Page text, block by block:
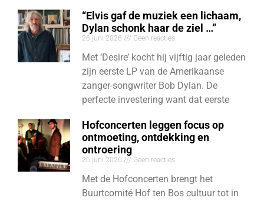
“Elvis gaf de muziek een lichaam,
Dylan schonk haar de ziel …”
26 juni 2026 Geen reacties
Met ‘Desire’ kocht hij vijftig jaar geleden
zijn eerste LP van de Amerikaanse
zanger-songwriter Bob Dylan. De
perfecte investering want dat eerste
Hofconcerten leggen focus op
ontmoeting, ontdekking en
ontroering
26 juni 2026 Geen reacties
Met de Hofconcerten brengt het
Buurtcomité Hof ten Bos cultuur tot in